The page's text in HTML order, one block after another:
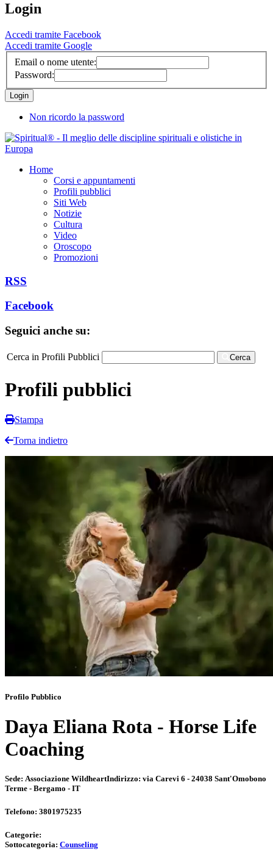
Login
Accedi tramite Facebook
Accedi tramite Google
Email o nome utente:
Password:
Non ricordo la password
Home
Corsi e appuntamenti
Profili pubblici
Siti Web
Notizie
Cultura
Video
Oroscopo
Promozioni
RSS
Facebook
Seguici anche su:
Cerca in Profili Pubblici Cerca
Profili pubblici
Stampa
Torna indietro
Profilo Pubblico
Daya Eliana Rota - Horse Life
Coaching
Sede: Associazione WildheartIndirizzo: via Carevi 6 - 24038 Sant'Omobono
Terme - Bergamo - IT
Telefono: 3801975235
Categorie:
Sottocategoria: Counseling